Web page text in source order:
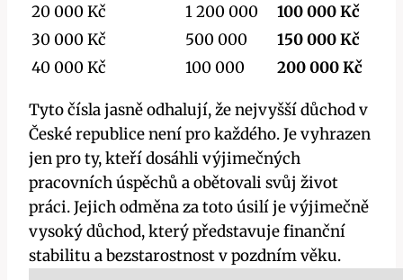
20 000 Kč
1 200 000
100 000 Kč
30 000 Kč
500 000
150 000 Kč
40 000 Kč
100 000 200 000 Kč
Tyto čísla jasně odhalují, že nejvyšší důchod v
České republice není pro každého. Je vyhrazen
jen pro ty, kteří dosáhli výjimečných
pracovních úspěchů a obětovali svůj život
práci. Jejich odměna za toto úsilí je výjimečně
vysoký důchod, který představuje finanční
stabilitu a bezstarostnost v pozdním věku.